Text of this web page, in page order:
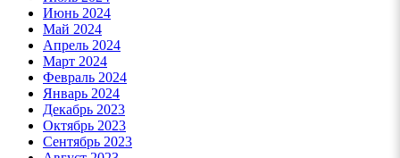
Июнь 2024
Май 2024
Апрель 2024
Март 2024
Февраль 2024
Январь 2024
Декабрь 2023
Октябрь 2023
Сентябрь 2023